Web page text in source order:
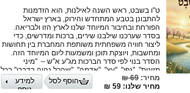
ט"ו בשבט, ראש השנה לאילנות, הוא הזדמנות
להתבונן בטבע המתחדש והירוק, בארץ ישראל
הפורחת ובחיבור המיוחד שלנו לארץ הזו ולבריאה.
בסדר שערכנו שילבנו שירים, ברכות ומדרשים, כדי
ליצור חוויה משפחתית משותפת המחברת בין תחושות
ומחשבות, ויוצקת תוכן ומשמעות ליום המיוחד הזה.
הסדר בנוי לפי סדר הברכות מג"ע א"ש – "מיני
מזונות", "גפן", "עץ", "אדמה", "שהכל נהיה בדברו" בכל
ברכה אנו טועמים מן הפירות והמאכלים לפי הסדר
המצוי בפסוק: "ארץ חיטה ושעורה וגפן ותאנה ורימון,
מחיר:69 ₪
מחיר שלנו: 59 ₪
למידע
נוסף
הוסף לסל